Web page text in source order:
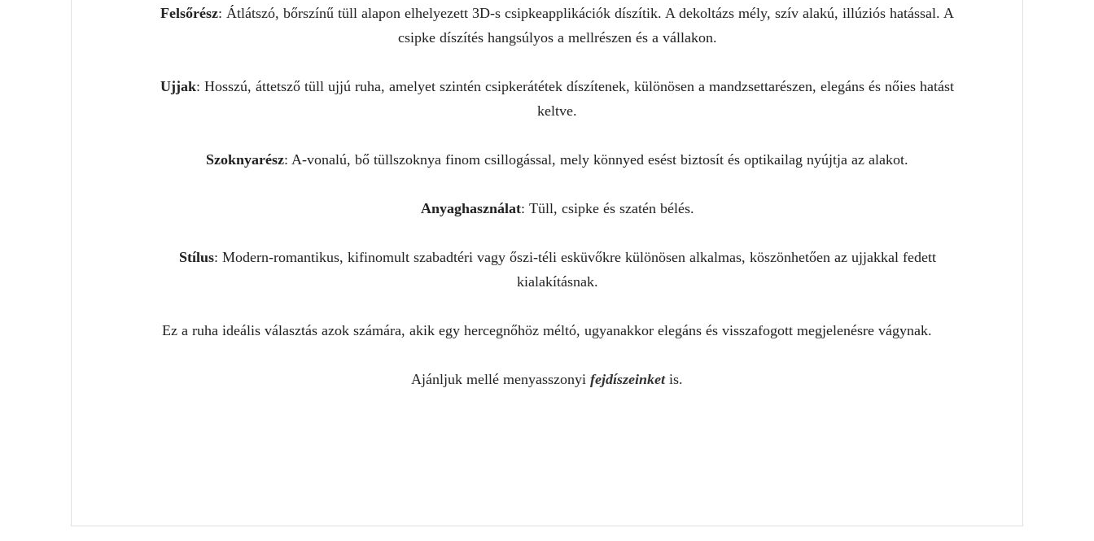
Felsőrész: Átlátszó, bőrszínű tüll alapon elhelyezett 3D-s csipkeapplikációk díszítik. A dekoltázs mély, szív alakú, illúziós hatással. A
csipke díszítés hangsúlyos a mellrészen és a vállakon.
Ujjak: Hosszú, áttetsző tüll ujjú ruha, amelyet szintén csipkerátétek díszítenek, különösen a mandzsettarészen, elegáns és nőies hatást
keltve.
Szoknyarész: A-vonalú, bő tüllszoknya finom csillogással, mely könnyed esést biztosít és optikailag nyújtja az alakot.
Anyaghasználat: Tüll, csipke és szatén bélés.
Stílus: Modern-romantikus, kifinomult szabadtéri vagy őszi-téli esküvőkre különösen alkalmas, köszönhetően az ujjakkal fedett
kialakításnak.
Ez a ruha ideális választás azok számára, akik egy hercegnőhöz méltó, ugyanakkor elegáns és visszafogott megjelenésre vágynak.
Ajánljuk mellé menyasszonyi fejdíszeinket is.